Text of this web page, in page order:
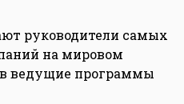
руководители самых
на мировом
ведущие программы